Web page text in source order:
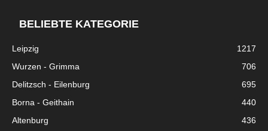
BELIEBTE KATEGORIE
Leipzig
1217
Wurzen - Grimma
706
Delitzsch - Eilenburg
695
Borna - Geithain
440
Altenburg
436